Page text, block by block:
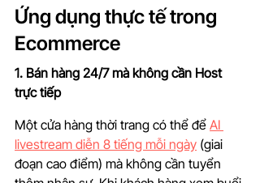
Ứng dụng thực tế trong
Ecommerce
1. Bán hàng 24/7 mà không cần Host
trực tiếp
Một cửa hàng thời trang có thể để AI
livestream diễn 8 tiếng mỗi ngày (giai
đoạn cao điểm) mà không cần tuyển